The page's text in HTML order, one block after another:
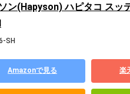
ン(Hapyson) ハピタコ スッ
SH
Amazonで見る 楽